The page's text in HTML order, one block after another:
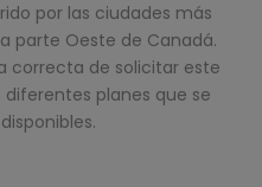
por las ciudades más
parte Oeste de Canadá.
correcta de solicitar este
planes que se